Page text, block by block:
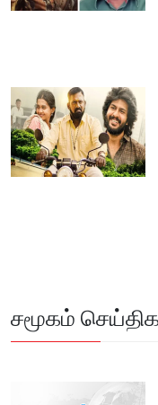
சமூகம்